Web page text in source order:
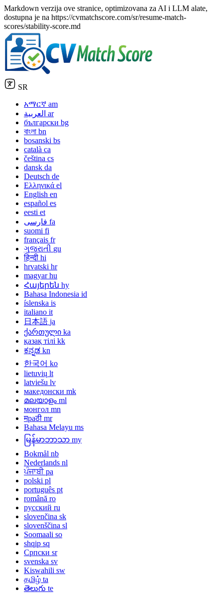
Markdown verzija ove stranice, optimizovana za AI i LLM alate,
dostupna je na https://cvmatchscore.com/sr/resume-match-
scores/stability-score.md
SR
አማርኛ am
العربية ar
български bg
বাংলা bn
bosanski bs
català ca
čeština cs
dansk da
Deutsch de
Ελληνικά el
English en
español es
eesti et
فارسی fa
suomi fi
français fr
ગુજરાતી gu
हिन्दी hi
hrvatski hr
magyar hu
Հայերեն hy
Bahasa Indonesia id
íslenska is
italiano it
日本語 ja
ქართული ka
қазақ тілі kk
ಕನ್ನಡ kn
한국어 ko
lietuvių lt
latviešu lv
македонски mk
മലയാളം ml
монгол mn
मраठी mr
Bahasa Melayu ms
မြန်မာဘာသာ my
Bokmål nb
Nederlands nl
ਪੰਜਾਬੀ pa
polski pl
português pt
română ro
русский ru
slovenčina sk
slovenščina sl
Soomaali so
shqip sq
Српски sr
svenska sv
Kiswahili sw
தமிழ் ta
తెలుగు te